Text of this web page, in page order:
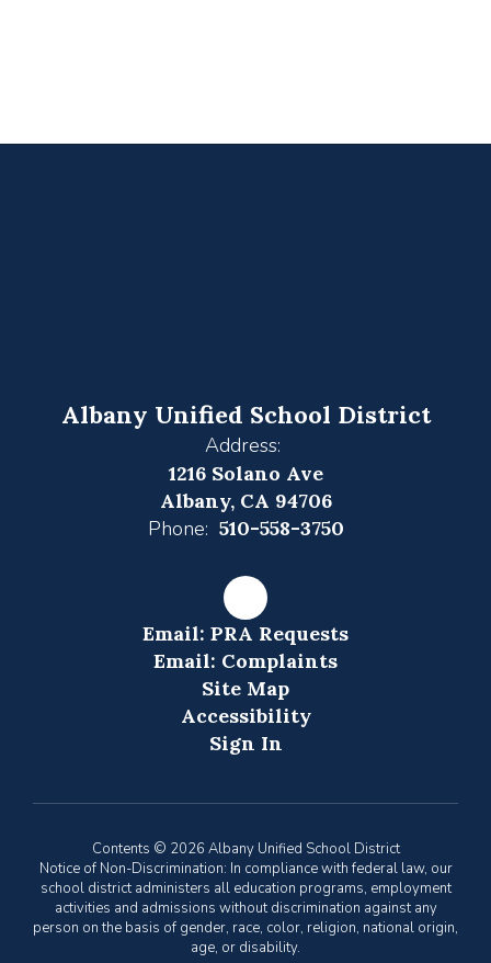
Albany Unified School District
Address:
1216 Solano Ave
Albany, CA 94706
Phone: 510-558-3750
Email: PRA Requests
Email: Complaints
Site Map
Accessibility
Sign In
Contents © 2026 Albany Unified School District
Notice of Non-Discrimination: In compliance with federal law, our
school district administers all education programs, employment
activities and admissions without discrimination against any
person on the basis of gender, race, color, religion, national origin,
age, or disability.